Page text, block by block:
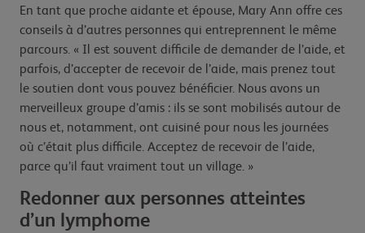
En tant que proche aidante et épouse, Mary Ann offre ces
conseils à d’autres personnes qui entreprennent le même
parcours. « Il est souvent difficile de demander de l’aide, et
parfois, d’accepter de recevoir de l’aide, mais prenez tout
le soutien dont vous pouvez bénéficier. Nous avons un
merveilleux groupe d’amis : ils se sont mobilisés autour de
nous et, notamment, ont cuisiné pour nous les journées
où c’était plus difficile. Acceptez de recevoir de l’aide,
parce qu’il faut vraiment tout un village. »
Redonner aux personnes atteintes
d’un lymphome